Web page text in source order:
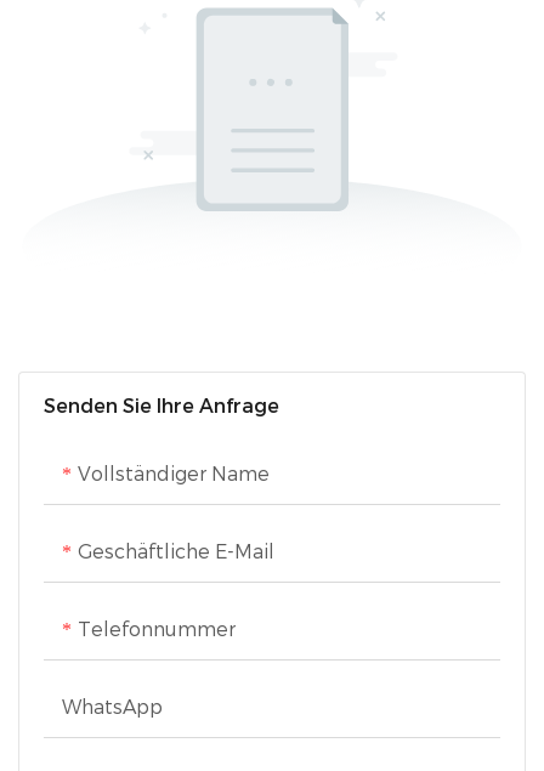
Senden Sie Ihre Anfrage
Vollständiger Name
Geschäftliche E-Mail
Telefonnummer
WhatsApp